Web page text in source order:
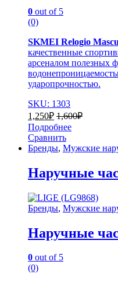
0 out of 5
(0)
SKMEI Relogio
качественные
арсеналом полезных
ударопрочностью.
SKU: 1303
1,250₽ 1,600₽
Подробнее
Сравнить
Бренды, Мужские
Наручные
Бренды, Мужские
Наручные
0 out of 5
(0)